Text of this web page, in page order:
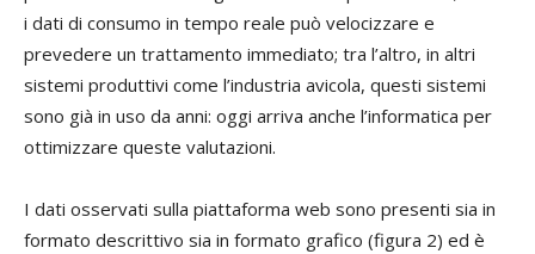
i dati di consumo in tempo reale può velocizzare e
prevedere un trattamento immediato; tra l’altro, in altri
sistemi produttivi come l’industria avicola, questi sistemi
sono già in uso da anni: oggi arriva anche l’informatica per
ottimizzare queste valutazioni.
I dati osservati sulla piattaforma web sono presenti sia in
formato descrittivo sia in formato grafico (figura 2) ed è